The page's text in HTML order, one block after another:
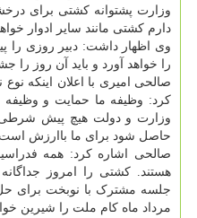
وزارت پشتوانه کشتی برای
دارم کشتی مانند سایر ادوار
را خواهد آورد و باید آن روز را
صالحی امیری با اعلان اینکه
کرد: وظیفه ما حمایت و
وزارت و دولت هیچ پیش شرطی
حاصل شود برای ما باارزش است.
صالحی اشاره کرد: همه
جلسه مشترک با نوبخت برای
مرداد ماه کام ملت را شیرین